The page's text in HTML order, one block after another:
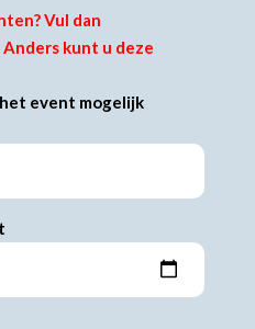
Vul dan
kunt u deze
event mogelijk